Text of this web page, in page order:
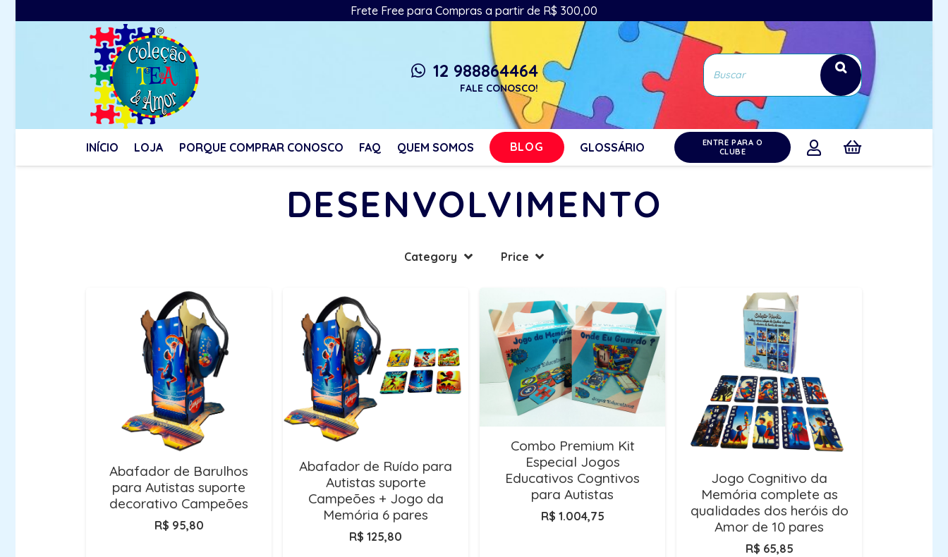
Frete Free para Compras a partir de R$ 300,00
whatsapp 12 988864464
FALE CONOSCO!
INÍCIO LOJA PORQUE COMPRAR CONOSCO FAQ QUEM SOMOS BLOG GLOSSÁRIO
ENTRE PARA O
CLUBE
DESENVOLVIMENTO
Category Price
Abafador de Barulhos
para Autistas suporte
decorativo Campeões
R$ 95,80
Abafador de Ruído para
Autistas suporte
Campeões + Jogo da
Memória 6 pares
R$ 125,80
Combo Premium Kit
Especial Jogos
Educativos Cogntivos
para Autistas
R$ 1.004,75
Jogo Cognitivo da
Memória complete as
qualidades dos heróis do
Amor de 10 pares
R$ 65,85